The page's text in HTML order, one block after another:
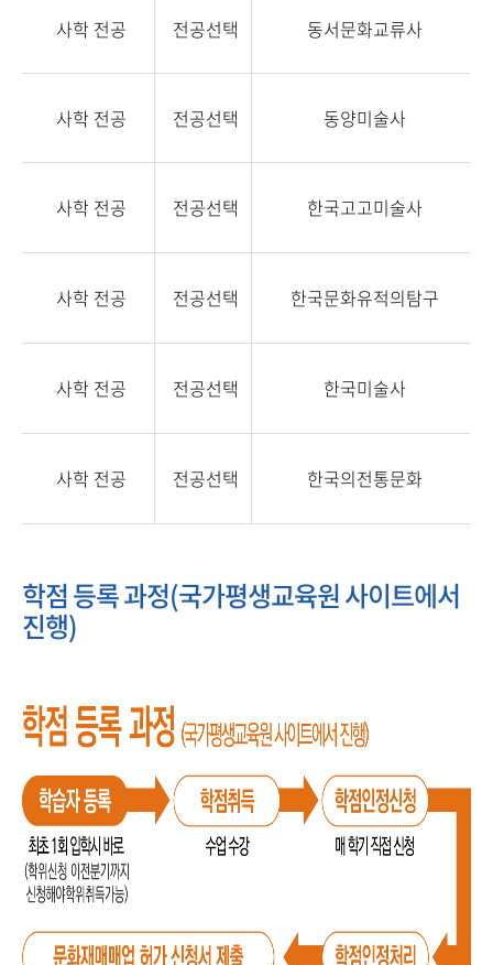
사학 전공 전공선택 동서문화교류사
사학 전공 전공선택 동양미술사
사학 전공 전공선택 한국고고미술사
사학 전공 전공선택 한국문화유적의탐구
사학 전공 전공선택 한국미술사
사학 전공 전공선택 한국의전통문화
학점 등록 과정(국가평생교육원 사이트에서
진행)